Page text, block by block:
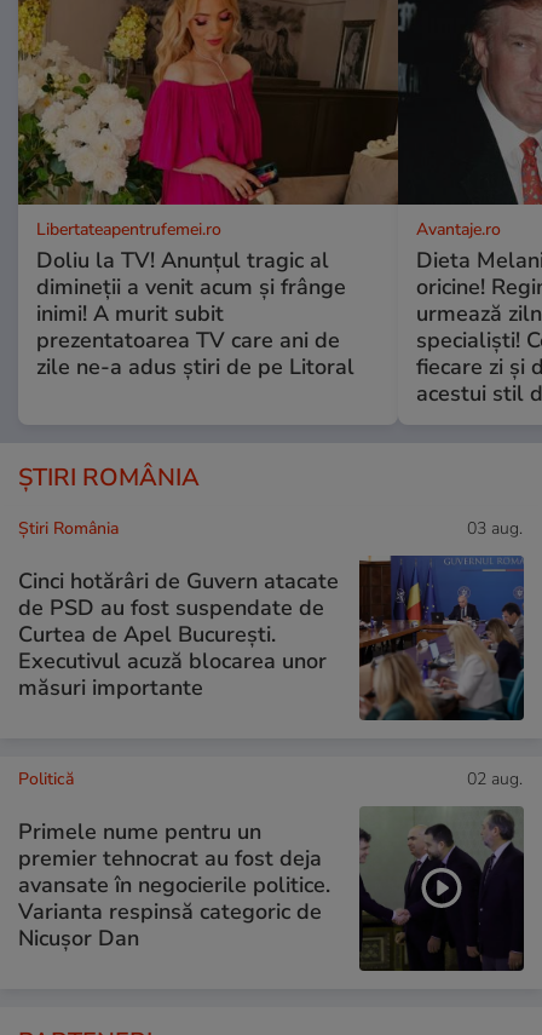
Libertateapentrufemei.ro
Doliu la TV! Anunțul tragic al
dimineții a venit acum și frânge
inimi! A murit subit
prezentatoarea TV care ani de
zile ne-a adus știri de pe Litoral
Avantaje.ro
Dieta
oricine!
urmează
specialiști!
fiecare zi și
acestui stil
ȘTIRI ROMÂNIA
Știri România 03 aug.
Cinci hotărâri de Guvern atacate
de PSD au fost suspendate de
Curtea de Apel București.
Executivul acuză blocarea unor
măsuri importante
Politică 02 aug.
Primele nume pentru un
premier tehnocrat au fost deja
avansate în negocierile politice.
Varianta respinsă categoric de
Nicușor Dan